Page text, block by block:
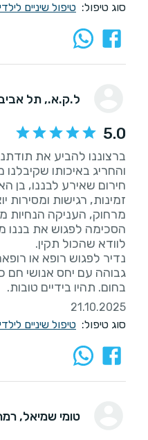
סוג טיפול: טיפול שיניים
ל.ק.א., תל
5.0
ברצוננו להביע את
והחריג באיכותו
חירום שאירע לבננו, בן
זמינות, רגישות ומסירות
מרחוק, העניקה הנחיות
הסכימה לפגוש את בננו
נדיר לפגוש רופא או
גבוהה עם יחס אנושי חם
בחום. תהיו בידיים טובות.
21.10.2025
סוג טיפול: טיפול שיניים
טומי שמיאל,